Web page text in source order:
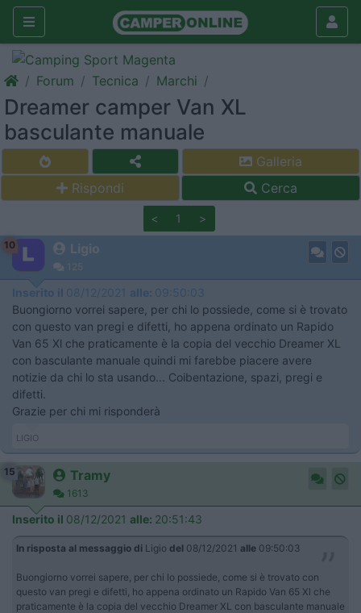
Forum Tecnica Marchi
Dreamer camper Van XL
basculante manuale
Galleria
Rispondi
Cerca
< 1 >
10 Ligio
125
Inserito il 08/12/2021 alle: 09:50:03
Buongiorno vorrei sapere, per chi lo possiede, come si è trovato
con questo van pregi e difetti, ho appena ordinato un Rapido
Van 65 Xl che praticamente è la copia del vecchio Dreamer XL
con basculante manuale quindi mi farebbe piacere avere
notizie da chi lo sta usando... Coibentazione, spazi, pregi e
difetti.
Grazie per chi mi risponderà
LIGIO
15 Tramy
1613
Inserito il 08/12/2021 alle: 20:51:43
In risposta al messaggio di Ligio del 08/12/2021 alle 09:50:03
Buongiorno vorrei sapere, per chi lo possiede, come si è trovato con
questo van pregi e difetti, ho appena ordinato un Rapido Van 65 Xl che
praticamente è la copia del vecchio Dreamer XL con basculante manuale